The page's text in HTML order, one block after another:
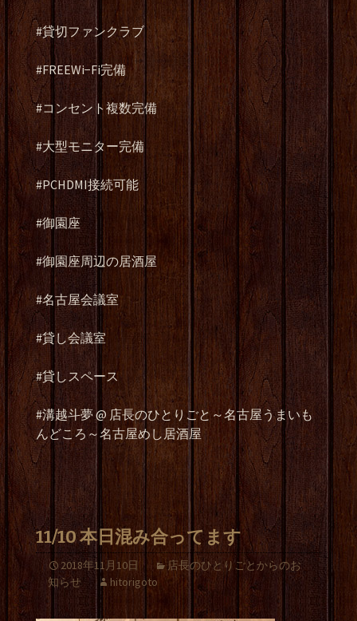
#貸切ファンクラブ
#FREEWi−Fi完備
#コンセント複数完備
#大型モニター完備
#PCHDMI接続可能
#御園座
#御園座周辺の居酒屋
#名古屋会議室
#貸し会議室
#貸しスペース
#溝越斗夢 @ 店長のひとりごと～名古屋うまいも
んどころ～名古屋めし居酒屋
11/10 本日混み合ってます
2018年11月10日
店長のひとりごとからのお
知らせ
hitorigoto